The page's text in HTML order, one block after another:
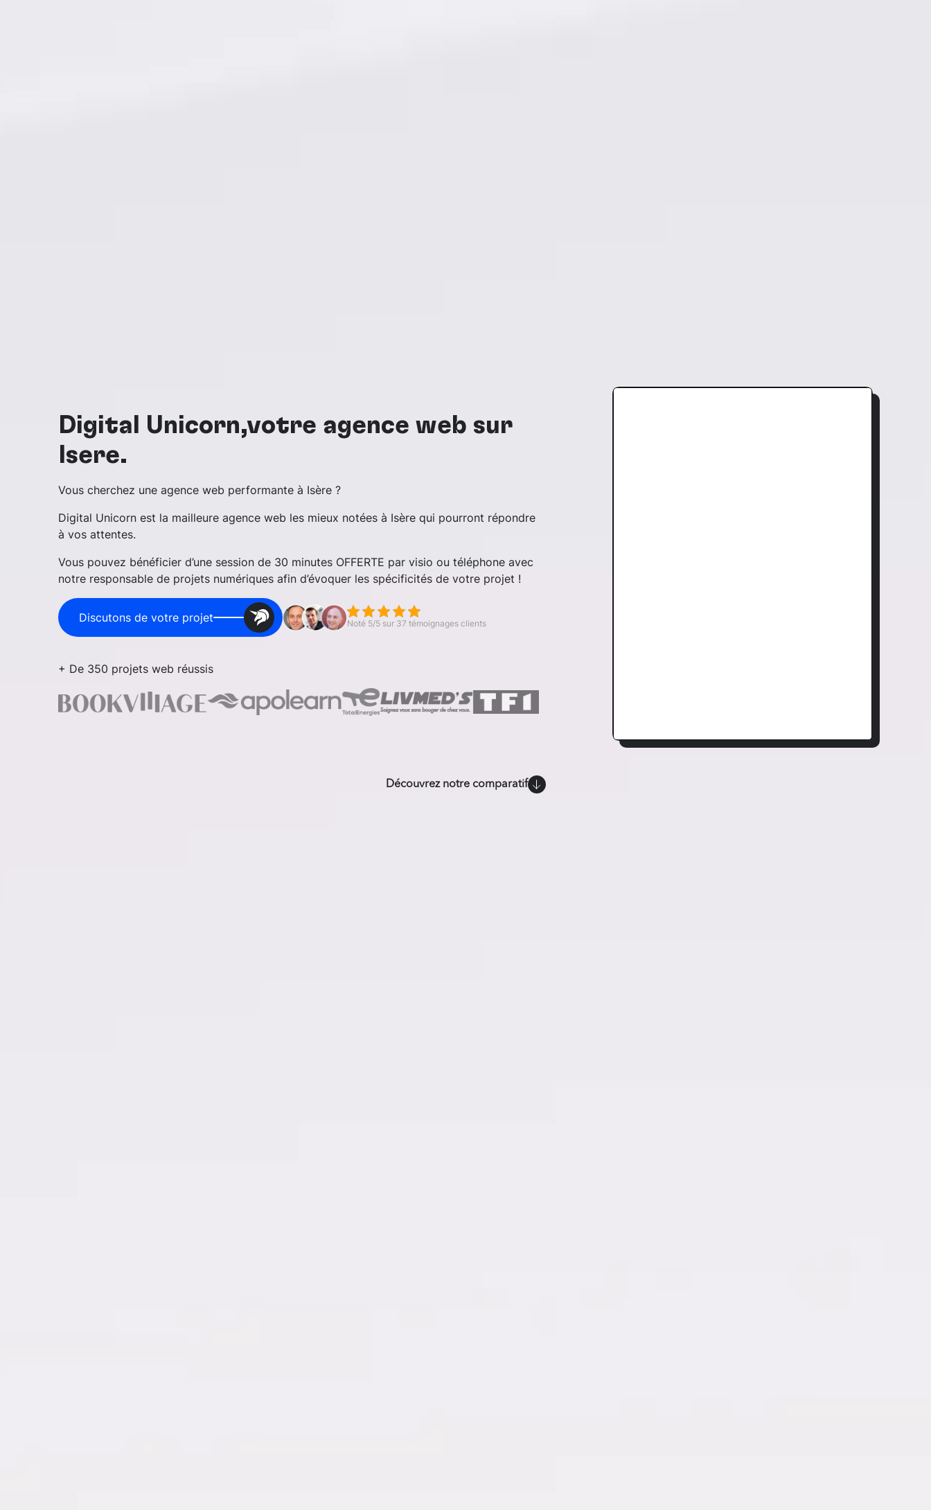
Digital Unicorn,votre agence web sur
Isère.
Vous cherchez une agence web performante à Isère ?
Digital Unicorn est la mailleure agence web les mieux notées à Isère qui pourront répondre
à vos attentes.
Vous pouvez bénéficier d’une session de 30 minutes OFFERTE par visio ou téléphone avec
notre responsable de projets numériques afin d’évoquer les spécificités de votre projet !
Discutons de votre projet Noté 5/5 sur 37 témoignages clients
+ De 350 projets web réussis
Découvrez notre comparatif